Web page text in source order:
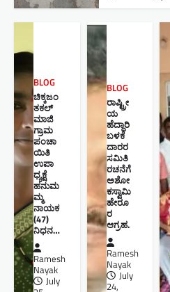
BLOG
ಚಿಕ್ಕಜಂ
ತಕಲ್
ಮಾಜಿ
ಗ್ರಾಮ
ಪಂಚಾ
ಯಿತಿ
ಉಪಾ
ಧ್ಯಕ್ಷೆ
ಹನುಮ
ಮ್ಮ
ನಾಯಕ
(47)
ನಿಧನ…
Ramesh
Nayak
July
BLOG
ರಾಷ್ಟ್ರೀ
ಯ
ಹೆದ್ದಾರಿ
ಬಳಕೆ
ದಾರರ
ಸಮಿತಿ
ರಚನೆಗೆ
ಅಶೋ
ಕಸ್ವಾಮಿ
ಹೇರೂ
ರ
ಆಗ್ರಹ.
Ramesh
Nayak
July
24,